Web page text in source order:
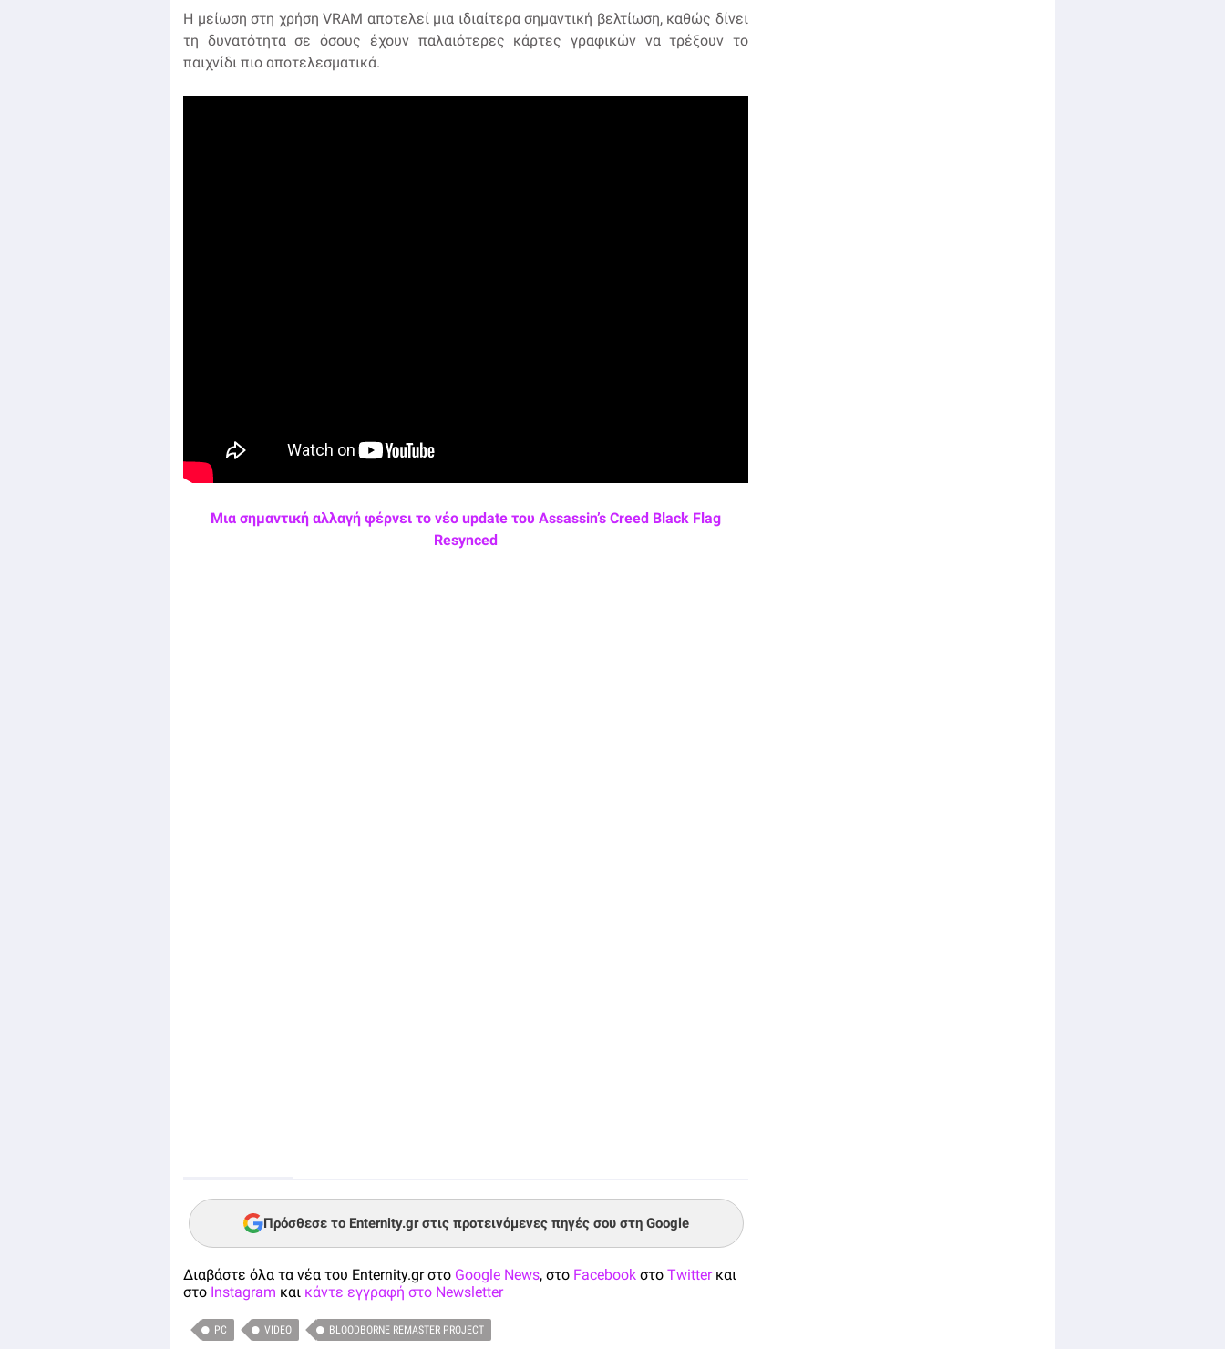
Η μείωση στη χρήση VRAM αποτελεί μια ιδιαίτερα σημαντική βελτίωση, καθώς δίνει
τη δυνατότητα σε όσους έχουν παλαιότερες κάρτες γραφικών να τρέξουν το
παιχνίδι πιο αποτελεσματικά.
Μια σημαντική αλλαγή φέρνει το νέο update του Assassin’s Creed Black Flag
Resynced
Πρόσθεσε το Enternity.gr στις προτεινόμενες πηγές σου στη Google
Διαβάστε όλα τα νέα του Enternity.gr στο Google News, στο Facebook στο Twitterκαι
στο Instagram και κάντε εγγραφή στο Newsletter
PC VIDEO BLOODBORNE REMASTER PROJECT